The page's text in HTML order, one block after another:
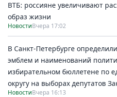
ВТБ: россияне увеличивают
образ жизни
НовостиВчера 17:02
В Санкт-Петербурге
эмблем и наименований
избирательном бюллетене по
округу на выборах депутатов
НовостиВчера 16:13